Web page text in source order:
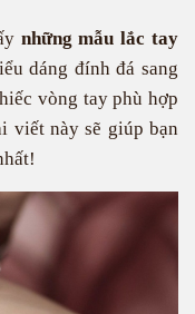
những mẫu lắc tay
dáng đính đá sang
vòng tay phù hợp
viết này sẽ giúp bạn